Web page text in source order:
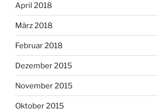
April 2018
März 2018
Februar 2018
Dezember 2015
November 2015
Oktober 2015